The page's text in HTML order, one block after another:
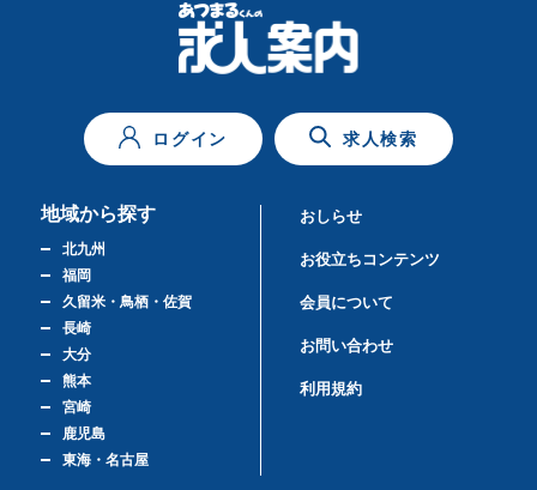
ログイン 求人検索
地域から探す
北九州
福岡
久留米・鳥栖・佐賀
長崎
大分
熊本
宮崎
鹿児島
東海・名古屋
おしらせ
お役立ちコンテンツ
会員について
お問い合わせ
利用規約